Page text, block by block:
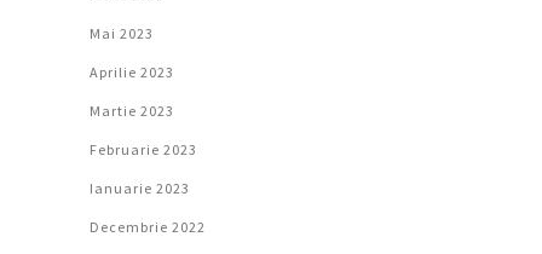
Mai 2023
Aprilie 2023
Martie 2023
Februarie 2023
Ianuarie 2023
Decembrie 2022